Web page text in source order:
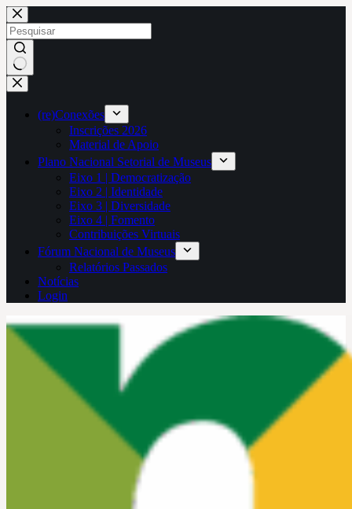
Pular
para
o
conteúdo
Sem
resultados
(re)Conexões
Inscrições 2026
Material de Apoio
Plano Nacional Setorial de Museus
Eixo 1 | Democratização
Eixo 2 | Identidade
Eixo 3 | Diversidade
Eixo 4 | Fomento
Contribuições Virtuais
Fórum Nacional de Museus
Relatórios Passados
Notícias
Login